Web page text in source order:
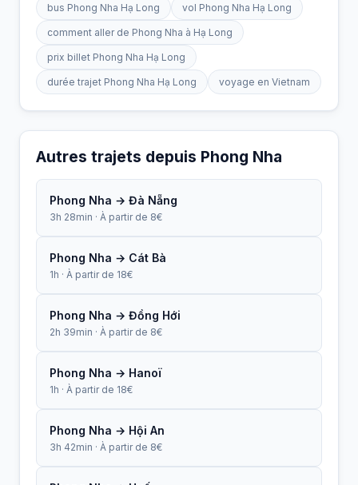
bus Phong Nha Hạ Long vol Phong Nha Hạ Long
comment aller de Phong Nha à Hạ Long
prix billet Phong Nha Hạ Long
durée trajet Phong Nha Hạ Long voyage en Vietnam
Autres trajets depuis Phong Nha
Phong Nha → Đà Nẵng
3h 28min · À partir de 8€
Phong Nha → Cát Bà
1h · À partir de 18€
Phong Nha → Đồng Hới
2h 39min · À partir de 8€
Phong Nha → Hanoï
1h · À partir de 18€
Phong Nha → Hội An
3h 42min · À partir de 8€